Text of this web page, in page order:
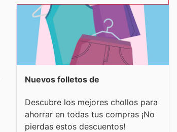
Nuevos folletos de
Descubre los mejores chollos para
ahorrar en todas tus compras ¡No
pierdas estos descuentos!